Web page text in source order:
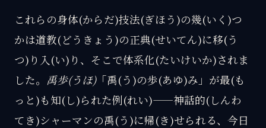
これらの身体(からだ)技法(ぎほう)の幾(いく)つ
かは道教(どうきょう)の正典(せいてん)に移(う
つ)り入(い)り、そこで体系化(たいけいか)されま
した。 禹歩(うほ)「禹(う)の歩(あゆ)み」が最(も
っと)も知(し)られた例(れい)——神話的(しんわ
てき)シャーマンの禹(う)に帰(き)せられる、今日